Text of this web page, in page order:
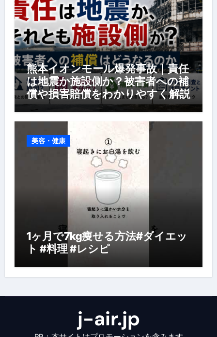
熊本イオンモール爆発事故｜責任
は地震か施設側か？被害者への補
償や損害賠償をわかりやすく解説
美容・健康
1ヶ月で7kg痩せる方法#ダイエッ
ト #料理 #レシピ
j-air.jp